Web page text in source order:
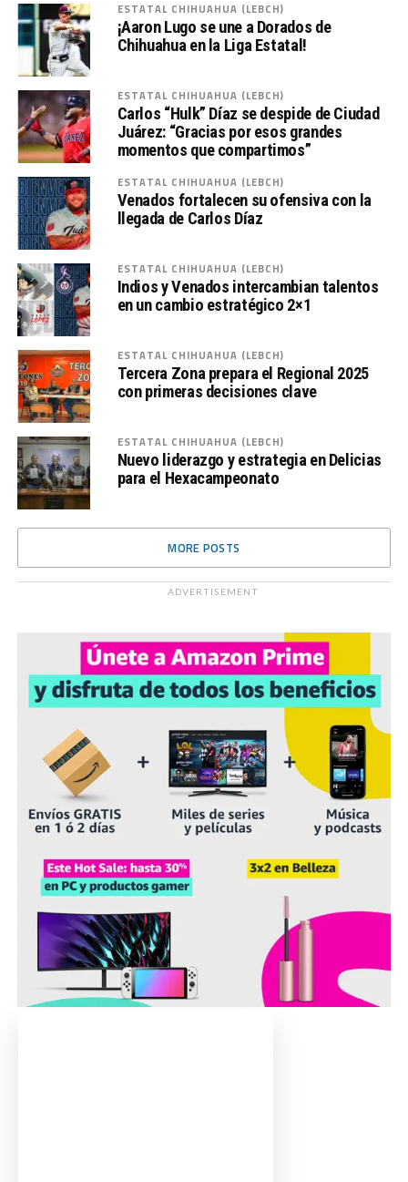
ESTATAL CHIHUAHUA (LEBCH)
¡Aaron Lugo se une a Dorados de
Chihuahua en la Liga Estatal!
ESTATAL CHIHUAHUA (LEBCH)
Carlos “Hulk” Díaz se despide de Ciudad
Juárez: “Gracias por esos grandes
momentos que compartimos”
ESTATAL CHIHUAHUA (LEBCH)
Venados fortalecen su ofensiva con la
llegada de Carlos Díaz
ESTATAL CHIHUAHUA (LEBCH)
Indios y Venados intercambian talentos
en un cambio estratégico 2×1
ESTATAL CHIHUAHUA (LEBCH)
Tercera Zona prepara el Regional 2025
con primeras decisiones clave
ESTATAL CHIHUAHUA (LEBCH)
Nuevo liderazgo y estrategia en Delicias
para el Hexacampeonato
MORE POSTS
ADVERTISEMENT